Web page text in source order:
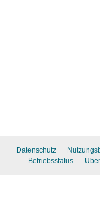
Datenschutz
Betriebsstatus